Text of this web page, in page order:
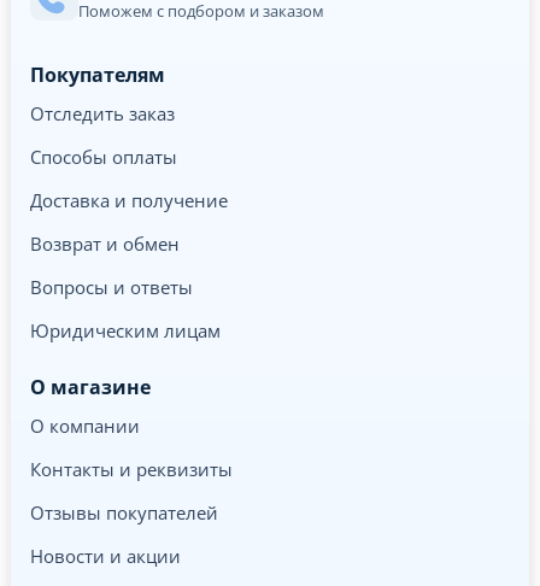
Поможем с подбором и заказом
Покупателям
Отследить заказ
Способы оплаты
Доставка и получение
Возврат и обмен
Вопросы и ответы
Юридическим лицам
О магазине
О компании
Контакты и реквизиты
Отзывы покупателей
Новости и акции